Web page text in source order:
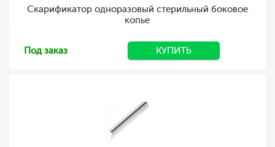
Скарификатор одноразовый стерильный боковое
копье
Под заказ КУПИТЬ